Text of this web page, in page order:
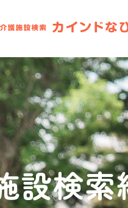
設検索